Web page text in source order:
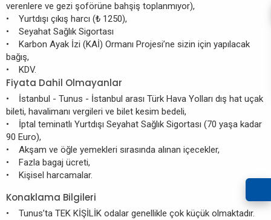
verenlere ve gezi şoförüne bahşiş toplanmıyor),
• Yurtdışı çıkış harcı (₺ 1250),
• Seyahat Sağlık Sigortası
• Karbon Ayak İzi (KAİ) Ormanı Projesi’ne sizin için yapılacak
bağış,
• KDV.
Fiyata Dahil Olmayanlar
• İstanbul - Tunus - İstanbul arası Türk Hava Yolları dış hat uçak
bileti, havalimanı vergileri ve bilet kesim bedeli,
• İptal teminatlı Yurtdışı Seyahat Sağlık Sigortası (70 yaşa kadar
90 Euro),
• Akşam ve öğle yemekleri sırasında alınan içecekler,
• Fazla bagaj ücreti,
• Kişisel harcamalar.
Konaklama Bilgileri
• Tunus’ta TEK KİŞİLİK odalar genellikle çok küçük olmaktadır.